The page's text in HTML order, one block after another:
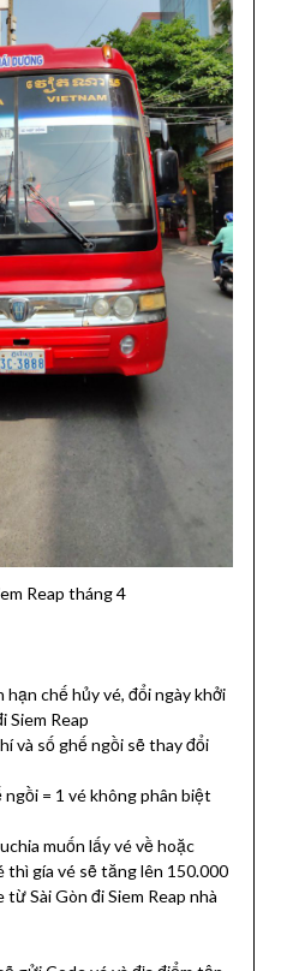
Reap tháng 4
hạn chế hủy vé, đổi ngày khởi
Siem Reap
và số ghế ngồi sẽ thay đổi
= 1 vé không phân biệt
muốn lấy vé về hoặc
thì gía vé sẽ tăng lên 150.000
Sài Gòn đi Siem Reap nhà